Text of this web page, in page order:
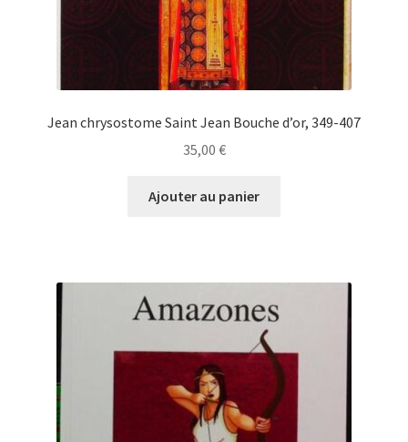
Jean chrysostome Saint Jean Bouche d’or, 349-407
35,00 €
Ajouter au panier